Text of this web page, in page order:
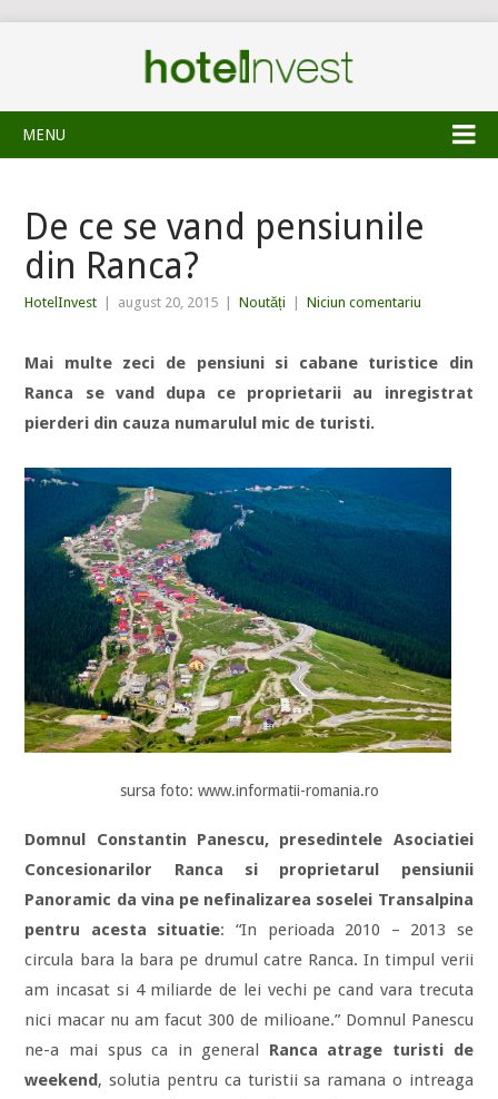
MENU
De ce se vand pensiunile
din Ranca?
HotelInvest august 20, 2015 Noutăți Niciun comentariu
Mai multe zeci de pensiuni si cabane turistice din
Ranca se vand dupa ce proprietarii au inregistrat
pierderi din cauza numarulul mic de turisti.
sursa foto: www.informatii-romania.ro
Domnul Constantin Panescu, presedintele Asociatiei
Concesionarilor Ranca si proprietarul pensiunii
Panoramic da vina pe nefinalizarea soselei Transalpina
pentru acesta situatie: “In perioada 2010 – 2013 se
circula bara la bara pe drumul catre Ranca. In timpul verii
am incasat si 4 miliarde de lei vechi pe cand vara trecuta
nici macar nu am facut 300 de milioane.” Domnul Panescu
ne-a mai spus ca in general Ranca atrage turisti de
weekend, solutia pentru ca turistii sa ramana o intreaga